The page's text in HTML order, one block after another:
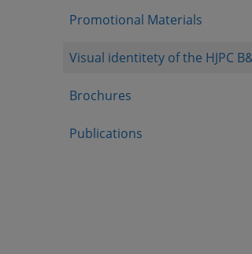
Promotional Materials
Visual identitety of the HJPC
Brochures
Publications